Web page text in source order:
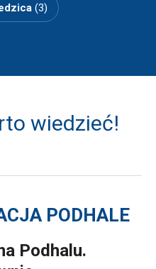
(3)
wiedzieć!
PODHALE
Podhalu.